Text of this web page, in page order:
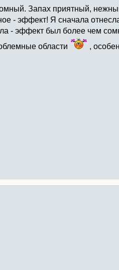
Запах приятный,
- эффект! Я сначала
- эффект был более чем
области
,